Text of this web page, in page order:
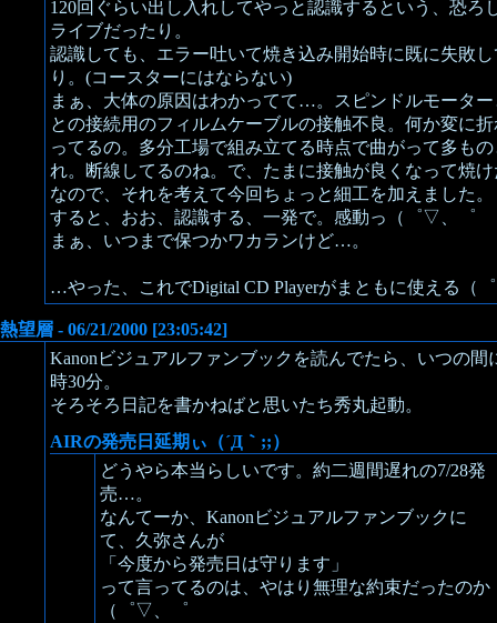
120回ぐらい出し入れしてやっと認識するという、恐ろ
ライブだったり。
認識しても、エラー吐いて焼き込み開始時に既に失敗
り。(コースターにはならない)
まぁ、大体の原因はわかってて…。スピンドルモータ
との接続用のフィルムケーブルの接触不良。何か変に
ってるの。多分工場で組み立てる時点で曲がって多も
れ。断線してるのね。で、たまに接触が良くなって焼
なので、それを考えて今回ちょっと細工を加えました。
すると、おお、認識する、一発で。感動っ（゜▽、゜
まぁ、いつまで保つかワカランけど…。
…やった、これでDigital CD Playerがまともに使える（
熱望層 - 06/21/2000 [23:05:42]
Kanonビジュアルファンブックを読んでたら、いつの間
時30分。
そろそろ日記を書かねばと思いたち秀丸起動。
AIRの発売日延期ぃ（´Д｀;;）
どうやら本当らしいです。約二週間遅れの7/28発
売…。
なんてーか、Kanonビジュアルファンブックに
て、久弥さんが
「今度から発売日は守ります」
って言ってるのは、やはり無理な約束だったのか
（゜▽、゜